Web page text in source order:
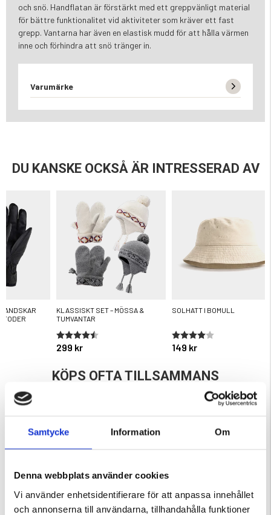
Samtycke Information Om
Denna webbplats använder cookies
Vi använder enhetsidentifierare för att anpassa innehållet
och annonserna till användarna, tillhandahålla funktioner
och snö. Handflatan är förstärkt med ett greppvänligt material
för bättre funktionalitet vid aktiviteter som kräver ett fast
grepp. Vantarna har även en elastisk mudd för att hålla värmen
inne och förhindra att snö tränger in.
Varumärke
DU KANSKE OCKSÅ ÄR INTRESSERAD AV
FODER
KLASSISKT SET – MÖSSA &
TUMVANTAR
299 kr
Betyg:
4.5 utav 5 stjärnor
SOLHATT I BOMULL
149 kr
Betyg:
4.0 utav 5 stjärnor
KÖPS OFTA TILLSAMMANS